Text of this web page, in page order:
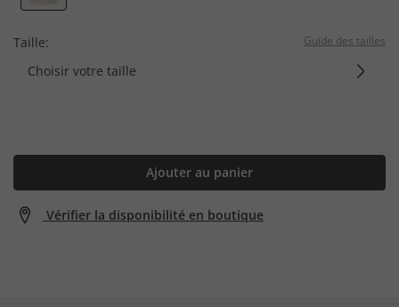
Taille: Guide des tailles
Choisir votre taille
Ajouter au panier
Vérifier la disponibilité en boutique